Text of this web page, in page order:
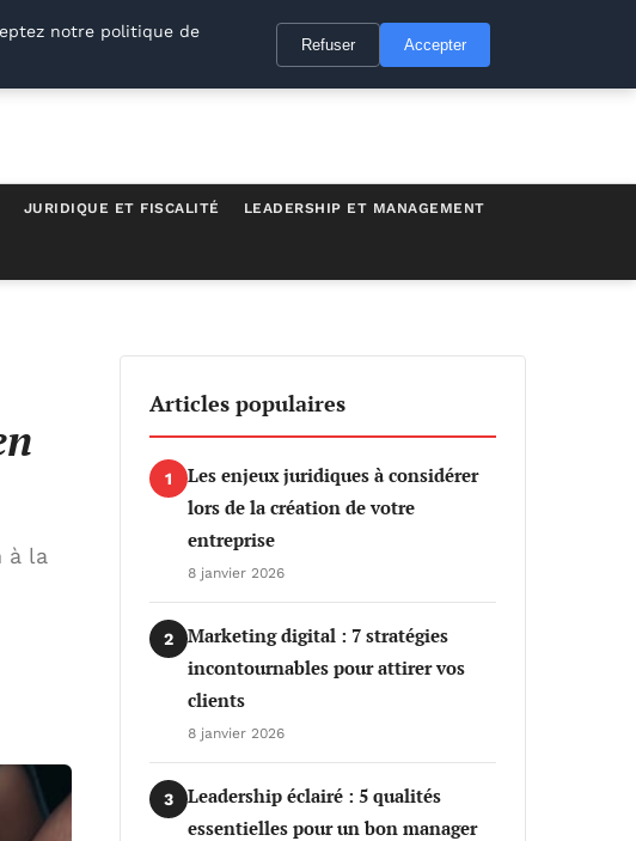
JURIDIQUE ET FISCALITÉ LEADERSHIP ET MANAGEMENT
à la
Articles populaires
1
Les enjeux juridiques à considérer
lors de la création de votre
entreprise
8 janvier 2026
2
Marketing digital : 7 stratégies
incontournables pour attirer vos
clients
8 janvier 2026
3
Leadership éclairé : 5 qualités
essentielles pour un bon manager
notre politique de
Refuser Accepter